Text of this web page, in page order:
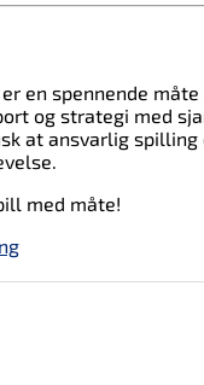
en spennende måte
og strategi med
at ansvarlig
med måte!